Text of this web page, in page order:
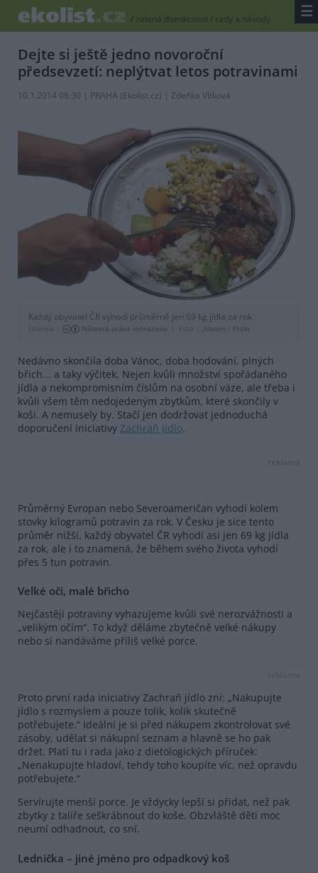
/ zelená domácnost/ rady a návody ☰
Dejte si ještě jedno novoroční
předsevzetí: neplýtvat letos potravinami
10.1.2014 08:30 | PRAHA (Ekolist.cz) | Zdeňka Vítková
Každý obyvatel ČR vyhodí průměrně jen 69 kg jídla za rok
Licence | Některá práva vyhrazena Foto | jbloom Flickr
Nedávno skončila doba Vánoc, doba hodování, plných
břich... a taky výčitek. Nejen kvůli množství spořádaného
jídla a nekompromisním číslům na osobní váze, ale třeba i
kvůli všem těm nedojedeným zbytkům, které skončily v
koši. A nemusely by. Stačí jen dodržovat jednoduchá
doporučení iniciativy Zachraň jídlo.
reklama
Průměrný Evropan nebo Severoameričan vyhodí kolem
stovky kilogramů potravin za rok. V Česku je sice tento
průměr nižší, každý obyvatel ČR vyhodí asi jen 69 kg jídla
za rok, ale i to znamená, že během svého života vyhodí
přes 5 tun potravin.
Velké oči, malé břicho
Nejčastěji potraviny vyhazujeme kvůli své nerozvážnosti a
„velikým očím“. To když děláme zbytečně velké nákupy
nebo si nandáváme příliš velké porce.
reklama
Proto první rada iniciativy Zachraň jídlo zní: „Nakupujte
jídlo s rozmyslem a pouze tolik, kolik skutečně
potřebujete.“ Ideální je si před nákupem zkontrolovat své
zásoby, udělat si nákupní seznam a hlavně se ho pak
držet. Platí tu i rada jako z dietologických příruček:
„Nenakupujte hladoví, tehdy toho koupíte víc, než opravdu
potřebujete.“
Servírujte menší porce. Je vždycky lepší si přidat, než pak
zbytky z talíře seškrábnout do koše. Obzvláště děti moc
neumí odhadnout, co sní.
Lednička – jiné jméno pro odpadkový koš